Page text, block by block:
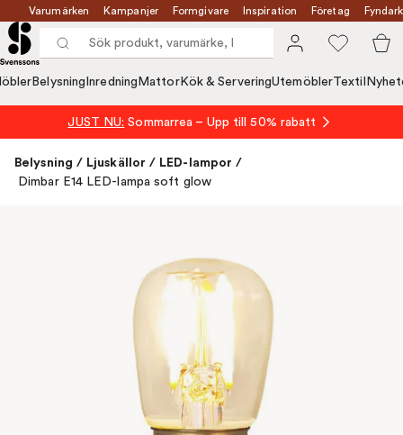
Varumärken Kampanjer Formgivare Inspiration Företag
Belysning Inredning MattorKök & ServeringUtemöblerTextil
JUST NU: Sommarrea – Upp till 50% rabatt
Belysning / Ljuskällor / LED-lampor /
Dimbar E14 LED-lampa soft glow